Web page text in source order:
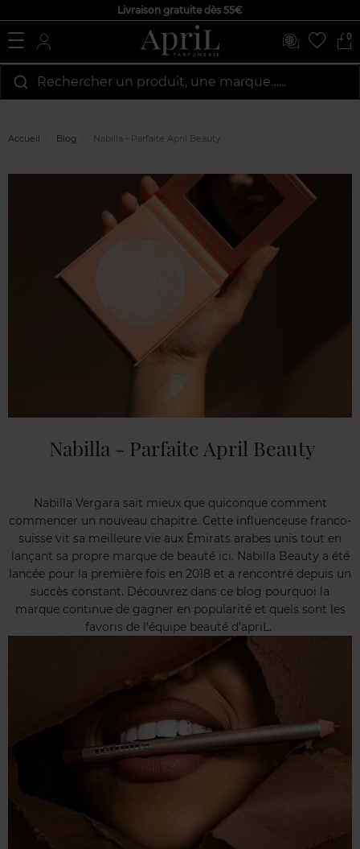
Livraison gratuite dès 55€
0
Rechercher un produit, une marque…...
Accueil Blog Nabilla - Parfaite April Beauty
Nabilla - Parfaite April Beauty
Nabilla Vergara sait mieux que quiconque comment
commencer un nouveau chapitre. Cette influenceuse franco-
suisse vit sa meilleure vie aux Émirats arabes unis tout en
lançant sa propre marque de beauté ici. Nabilla Beauty a été
lancée pour la première fois en 2018 et a rencontré depuis un
succès constant. Découvrez dans ce blog pourquoi la
marque continue de gagner en popularité et quels sont les
favoris de l'équipe beauté d’apriL.